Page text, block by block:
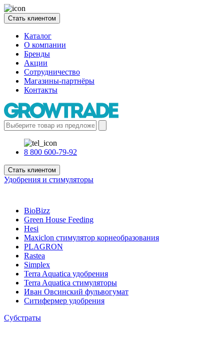
Стать клиентом
Каталог
О компании
Бренды
Акции
Сотрудничество
Магазины-партнёры
Контакты
8 800 600-79-92
Стать клиентом
Удобрения и стимуляторы
BioBizz
Green House Feeding
Hesi
Maxiclon стимулятор корнеобразования
PLAGRON
Rastea
Simplex
Terra Aquatica удобрения
Terra Aquatica стимуляторы
Иван Овсинский фульвогумат
Ситифермер удобрения
Субстраты